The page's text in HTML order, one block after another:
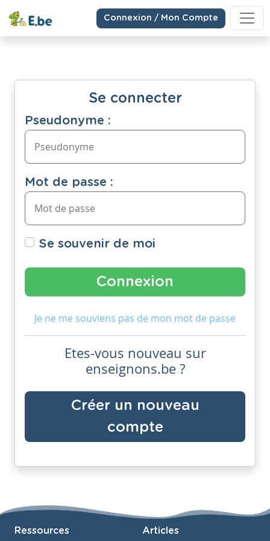
Connexion / Mon Compte
Se connecter
Pseudonyme :
Mot de passe :
Se souvenir de moi
Je ne me souviens pas de mon mot de passe
Etes-vous nouveau sur
enseignons.be ?
Créer un nouveau
compte
Ressources Articles